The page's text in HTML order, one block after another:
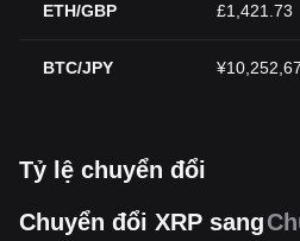
ETH/GBP £1,421.73
BTC/JPY
Tỷ lệ chuyển đổi
Chuyển đổi XRP sang